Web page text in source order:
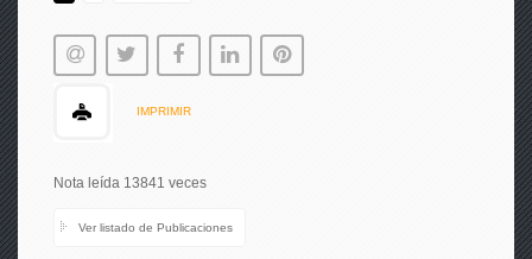
IMPRIMIR
Nota leída 13841 veces
Ver listado de Publicaciones